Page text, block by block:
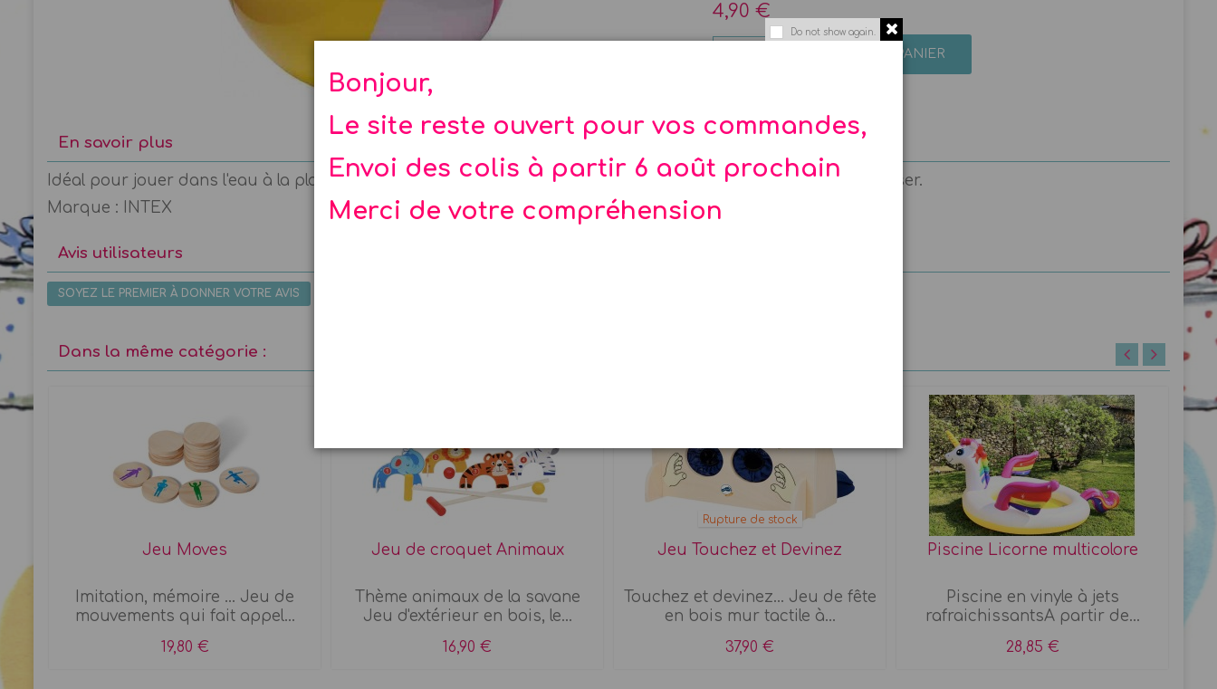
Do not show again.
Bonjour,
Le site reste ouvert pour vos commandes,
Envoi des colis à partir 6 août prochain
Merci de votre compréhension
4,90 €
AJOUTER AU PANIER
En savoir plus
Idéal pour jouer dans l'eau à la plage et à la piscine, ce grand ballon de 61 cm est parfait pour jouer et s'amuser.
Marque : INTEX
Avis utilisateurs
SOYEZ LE PREMIER À DONNER VOTRE AVIS
Dans la même catégorie :
Jeu Moves
Imitation, mémoire ... Jeu de
mouvements qui fait appel...
19,80 €
Jeu de croquet Animaux
Thème animaux de la savane
Jeu d'extérieur en bois, le...
16,90 €
Rupture de stock
Jeu Touchez et Devinez
Touchez et devinez... Jeu de fête
en bois mur tactile à...
37,90 €
Piscine Licorne multicolore
Piscine en vinyle à jets
rafraichissantsA partir de...
28,85 €